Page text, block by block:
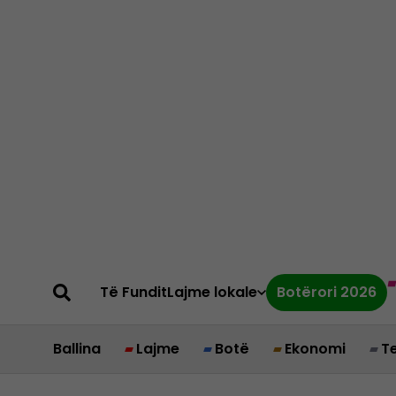
Të FunditLajme lokale Botërori 2026
Ballina Lajme Botë Ekonomi